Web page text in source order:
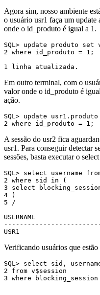
Agora sim, nosso ambiente
o usuário usr1 faça um
onde o id_produto é igual a 1.
SQL> update produto set
2 where id_produto = 1;
1 linha atualizada.
Em outro terminal, com o
valor onde o id_produto é
ação.
SQL> update
2 where id_produto = 1;
A sessão do usr2 fica
usr1. Para conseguir detectar
sessões, basta executar o
SQL> select username
2 where sid in (
3 select
4 )
5 /
USERNAME
USR1
Verificando usuários que
SQL> select sid,
2 from v$session
3 where